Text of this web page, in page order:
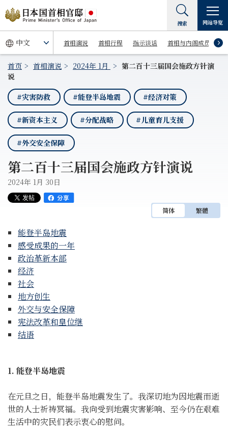
首相演说 首相行程 指示谈话 首相与内阁成员
搜索 网站导览
首页 首相演说 2024年 1月
第二百十三届国会施政方针演
说
#灾害防救
#能登半岛地震 #经济对策
#新资本主义 #分配战略 #儿童育儿支援
#外交安全保障
第二百十三届国会施政方针演说
2024年 1月 30日
简体 繁體
能登半岛地震
感受成果的一年
政治革新本部
经济
社会
地方创生
外交与安全保障
宪法改革和皇位继
结语
1. 能登半岛地震
在元旦之日，能登半岛地震发生了。我深切地为因地震而逝
世的人士祈祷冥福。我向受到地震灾害影响、至今仍在艰难
生活中的灾民们表示衷心的慰问。